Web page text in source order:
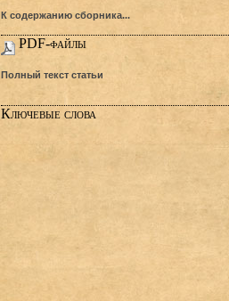
К содержанию сборника...
PDF-файлы
Полный текст статьи
Ключевые слова